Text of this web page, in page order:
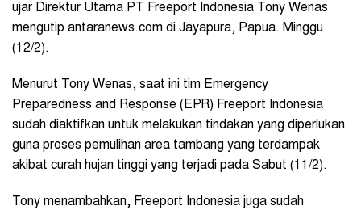
ujar Direktur Utama PT Freeport Indonesia Tony Wenas
mengutip antaranews.com di Jayapura, Papua. Minggu
(12/2).
Menurut Tony Wenas, saat ini tim Emergency
Preparedness and Response (EPR) Freeport Indonesia
sudah diaktifkan untuk melakukan tindakan yang diperlukan
guna proses pemulihan area tambang yang terdampak
akibat curah hujan tinggi yang terjadi pada Sabut (11/2).
Tony menambahkan, Freeport Indonesia juga sudah